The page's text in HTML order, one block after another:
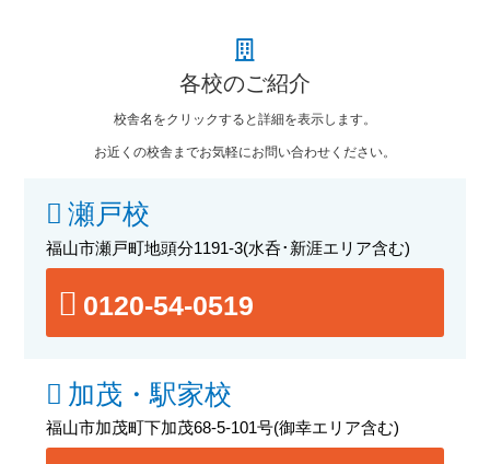
各校のご紹介
校舎名をクリックすると詳細を表示します。
お近くの校舎までお気軽にお問い合わせください。
瀬戸校
福山市瀬戸町地頭分1191-3(水呑･新涯エリア含む)
0120-54-0519
加茂・駅家校
福山市加茂町下加茂68-5-101号(御幸エリア含む)